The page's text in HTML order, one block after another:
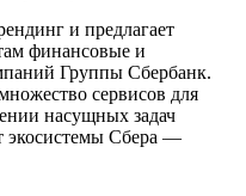
и предлагает
финансовые и
Группы Сбербанк.
сервисов для
насущных задач
экосистемы Сбера —